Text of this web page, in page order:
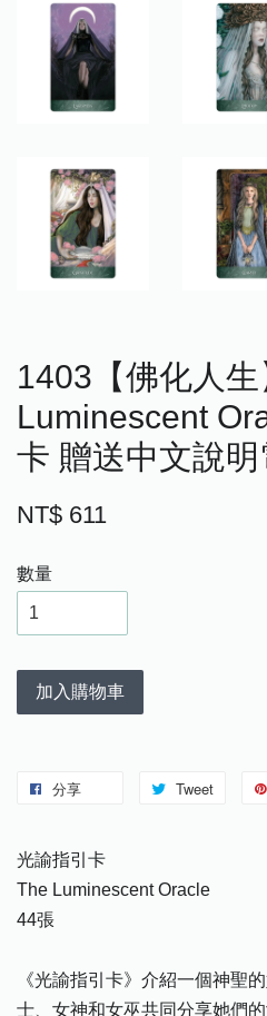
1403【佛化人
Luminescent
卡 贈送中文說
NT$ 611
數量
加入購物車
分享 Tweet
光諭指引卡
The Luminescent Oracle
44張
《光諭指引卡》介紹一個神聖
士、女神和女巫共同分享她們